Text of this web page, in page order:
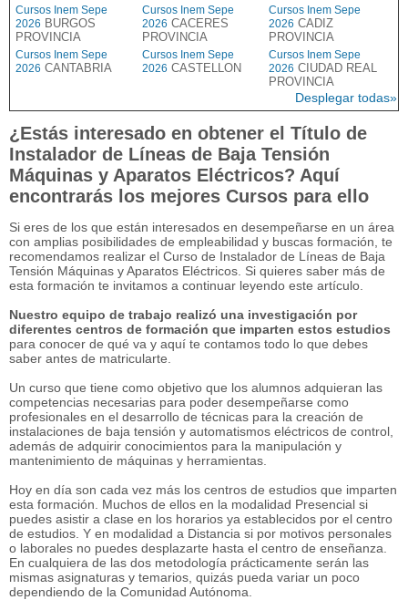
Cursos Inem Sepe
2026 BURGOS
PROVINCIA
Cursos Inem Sepe
2026 CACERES
PROVINCIA
Cursos Inem Sepe
2026 CADIZ
PROVINCIA
Cursos Inem Sepe
2026 CANTABRIA
Cursos Inem Sepe
2026 CASTELLON
Cursos Inem Sepe
2026 CIUDAD REAL
PROVINCIA
Desplegar todas»
¿Estás interesado en obtener el Título de
Instalador de Líneas de Baja Tensión
Máquinas y Aparatos Eléctricos? Aquí
encontrarás los mejores Cursos para ello
Si eres de los que están interesados en desempeñarse en un área
con amplias posibilidades de empleabilidad y buscas formación, te
recomendamos realizar el Curso de Instalador de Líneas de Baja
Tensión Máquinas y Aparatos Eléctricos. Si quieres saber más de
esta formación te invitamos a continuar leyendo este artículo.
Nuestro equipo de trabajo realizó una investigación por
diferentes centros de formación que imparten estos estudios
para conocer de qué va y aquí te contamos todo lo que debes
saber antes de matricularte.
Un curso que tiene como objetivo que los alumnos adquieran las
competencias necesarias para poder desempeñarse como
profesionales en el desarrollo de técnicas para la creación de
instalaciones de baja tensión y automatismos eléctricos de control,
además de adquirir conocimientos para la manipulación y
mantenimiento de máquinas y herramientas.
Hoy en día son cada vez más los centros de estudios que imparten
esta formación. Muchos de ellos en la modalidad Presencial si
puedes asistir a clase en los horarios ya establecidos por el centro
de estudios. Y en modalidad a Distancia si por motivos personales
o laborales no puedes desplazarte hasta el centro de enseñanza.
En cualquiera de las dos metodología prácticamente serán las
mismas asignaturas y temarios, quizás pueda variar un poco
dependiendo de la Comunidad Autónoma.